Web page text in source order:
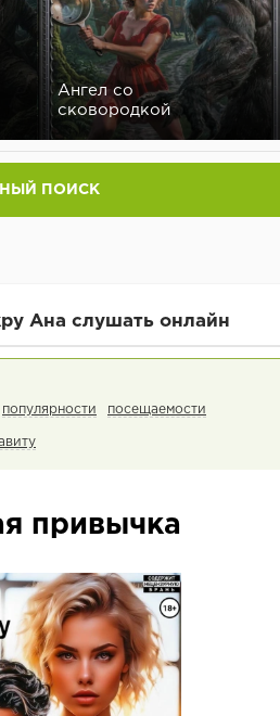
Ангел со
сковородкой
ПОИСК
Ана слушать онлайн
популярности посещаемости
привычка